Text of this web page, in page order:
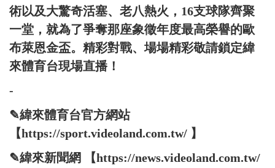
術以及大驚奇活塞、老八熱火，16支球隊齊聚
一堂，就為了爭奪那座象徵年度最高榮譽的歐
布萊恩金盃。精彩對戰、場場精彩敬請鎖定緯
來體育台現場直播！
-
✎緯來體育台官方網站
【https://sport.videoland.com.tw/ 】
✎緯來新聞網 【https://news.videoland.com.tw/